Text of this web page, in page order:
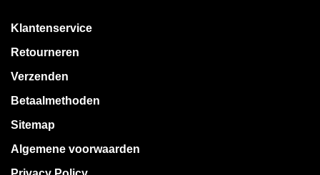
Klantenservice
Retourneren
Verzenden
Betaalmethoden
Sitemap
Algemene voorwaarden